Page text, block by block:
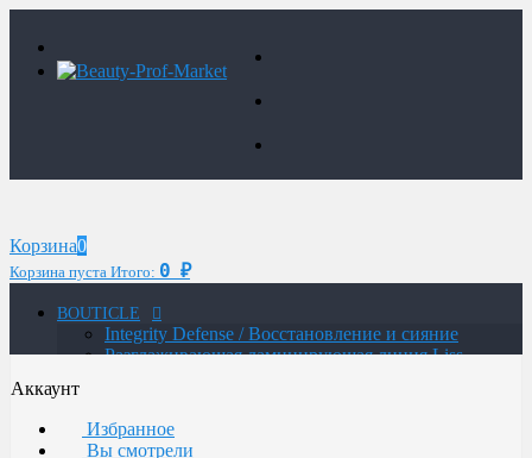
Корзина0
Корзина пуста Итого: 0 ₽
BOUTICLE
Integrity Defense / Восстановление и сияние
Разглаживающая ламинирующая линия Liss
ATELIER TREND COLOR MAN / Краситель для
мужчин
Аккаунт
Избранное
Вы смотрели